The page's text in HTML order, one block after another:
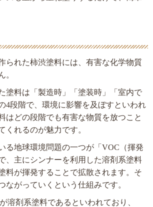
られた柿渋塗料には、有害な化学物質
。
塗料は「製造時」「塗装時」「室内で
4段階で、環境に影響を及ぼすといわれ
はどの段階でも有害な物質を放つこと
くれるのが魅力です。
る地球環境問題の一つが「VOC（揮発
、主にシンナーを利用した溶剤系塗料
料が揮発することで拡散されます。そ
ながっていくという仕組みです。
溶剤系塗料であるといわれており、